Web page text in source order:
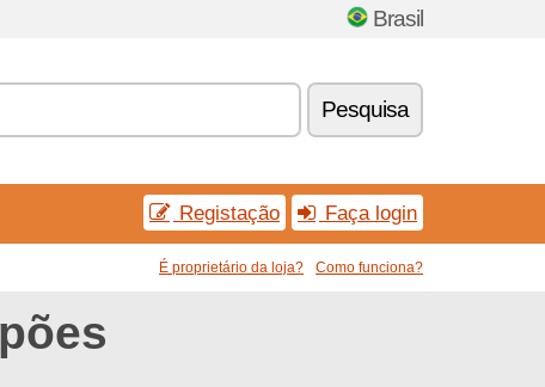
Brasil
Pesquisa
Registação Faça login
É proprietário da loja? Como funciona?